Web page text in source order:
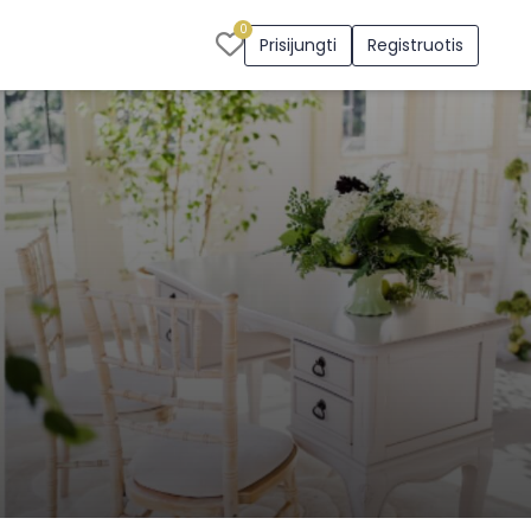
0
Prisijungti Registruotis